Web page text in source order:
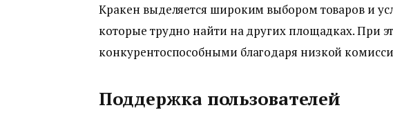
Кракен выделяется широким выбором товаров и
которые трудно найти на других площадках. При
конкурентоспособными благодаря низкой
Поддержка пользователей